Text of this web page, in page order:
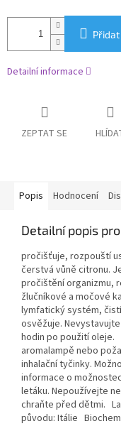
Detailní informace
ZEPTAT SE
Popis Hodnocení
Detailní popis
pročišťuje, rozpouští
čerstvá vůně citronu.
pročištění organizmu,
žlučníkové a močové
lymfatický systém,
osvěžuje.
hodin po použití oleje.
aromalampě nebo
inhalační tyčinky.
informace o
letáku. Nepoužívejte
chraňte před dětmi.
původu: Itálie